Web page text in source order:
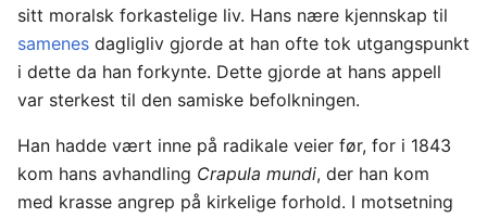
sitt moralsk forkastelige liv. Hans nære kjennskap til
samenes dagligliv gjorde at han ofte tok utgangspunkt
i dette da han forkynte. Dette gjorde at hans appell
var sterkest til den samiske befolkningen.
Han hadde vært inne på radikale veier før, for i 1843
kom hans avhandling Crapula mundi, der han kom
med krasse angrep på kirkelige forhold. I motsetning